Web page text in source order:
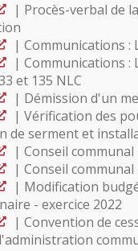
| Procès-verbal de
| Communications :
| Communications :
et 135 NLC
| Démission d'un
| Vérification des
de serment et
| Conseil
| Conseil
| Modification
- exercice 2022
| Convention de